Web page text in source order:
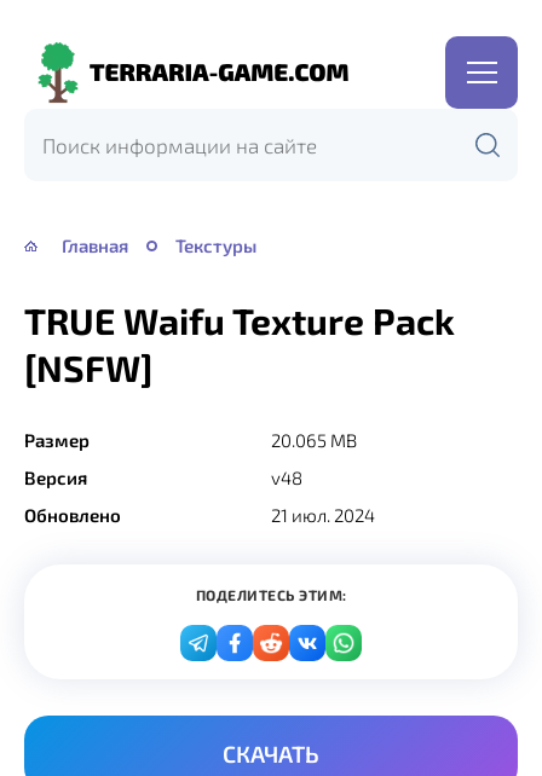
Terraria-
Главная Текстуры
TRUE Waifu Texture Pack
[NSFW]
Размер
20.065 MB
Версия
v48
Обновлено
21 июл. 2024
ПОДЕЛИТЕСЬ ЭТИМ:
СКАЧАТЬ